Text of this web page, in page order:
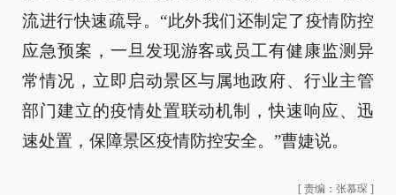
流进行快速疏导。“此外我们还制定了疫情防控
应急预案，一旦发现游客或员工有健康监测异
常情况，立即启动景区与属地政府、行业主管
部门建立的疫情处置联动机制，快速响应、迅
速处置，保障景区疫情防控安全。”曹婕说。
[ 责编：张慕琛 ]